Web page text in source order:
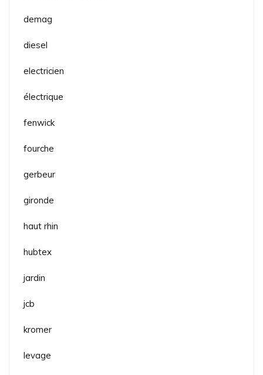
demag
diesel
electricien
électrique
fenwick
fourche
gerbeur
gironde
haut rhin
hubtex
jardin
jcb
kromer
levage